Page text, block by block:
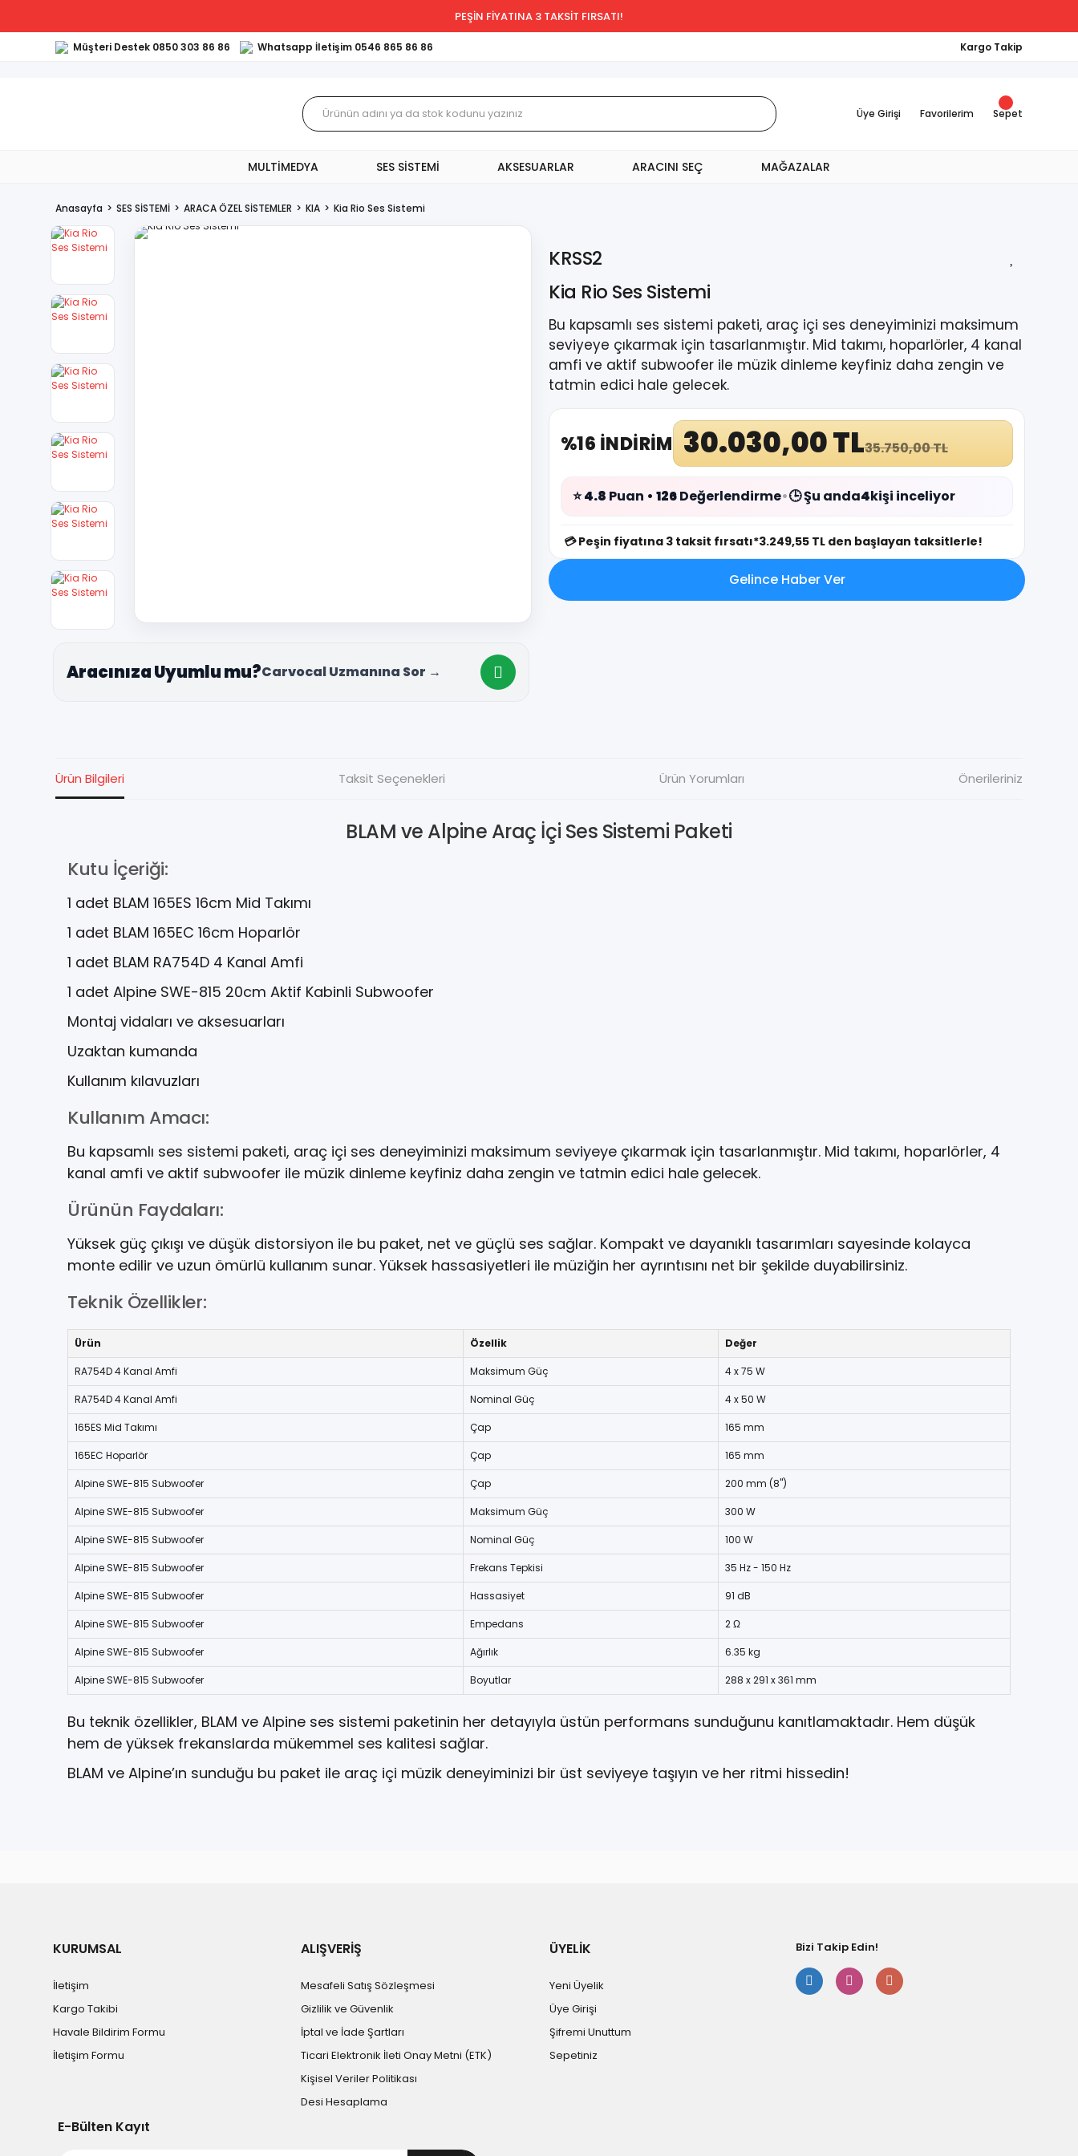
PEŞİN FİYATINA 3 TAKSİT FIRSATI!
Müşteri Destek 0850 303 86 86 Whatsapp İletişim 0546 865 86 86 Kargo Takip
Üye Girişi Favorilerim Sepet
MULTİMEDYA SES SİSTEMİ AKSESUARLAR ARACINI SEÇ MAĞAZALAR
Anasayfa SES SİSTEMİ ARACA ÖZEL SİSTEMLER KIA Kia Rio Ses Sistemi
Aracınıza Uyumlu mu?Carvocal Uzmanına Sor →
KRSS2
Kia Rio Ses Sistemi
Bu kapsamlı ses sistemi paketi, araç içi ses deneyiminizi maksimum
seviyeye çıkarmak için tasarlanmıştır. Mid takımı, hoparlörler, 4 kanal
amfi ve aktif subwoofer ile müzik dinleme keyfiniz daha zengin ve
tatmin edici hale gelecek.
%16 İNDİRİM 30.030,00 TL35.750,00 TL
⭐4.8 Puan • 126Değerlendirme•🕒 Şu anda4kişi inceliyor
💳 Peşin fiyatına 3 taksit fırsatı*3.249,55 TL den başlayan taksitlerle!
Gelince Haber Ver
Ürün Bilgileri Taksit Seçenekleri Ürün Yorumları Önerileriniz
BLAM ve Alpine Araç İçi Ses Sistemi Paketi
Kutu İçeriği:
1 adet BLAM 165ES 16cm Mid Takımı
1 adet BLAM 165EC 16cm Hoparlör
1 adet BLAM RA754D 4 Kanal Amfi
1 adet Alpine SWE-815 20cm Aktif Kabinli Subwoofer
Montaj vidaları ve aksesuarları
Uzaktan kumanda
Kullanım kılavuzları
Kullanım Amacı:
Bu kapsamlı ses sistemi paketi, araç içi ses deneyiminizi maksimum seviyeye çıkarmak için tasarlanmıştır. Mid takımı, hoparlörler, 4
kanal amfi ve aktif subwoofer ile müzik dinleme keyfiniz daha zengin ve tatmin edici hale gelecek.
Ürünün Faydaları:
Yüksek güç çıkışı ve düşük distorsiyon ile bu paket, net ve güçlü ses sağlar. Kompakt ve dayanıklı tasarımları sayesinde kolayca
monte edilir ve uzun ömürlü kullanım sunar. Yüksek hassasiyetleri ile müziğin her ayrıntısını net bir şekilde duyabilirsiniz.
Teknik Özellikler:
Ürün Özellik Değer
RA754D 4 Kanal Amfi Maksimum Güç 4 x 75 W
RA754D 4 Kanal Amfi Nominal Güç 4 x 50 W
165ES Mid Takımı Çap 165 mm
165EC Hoparlör Çap 165 mm
Alpine SWE-815 Subwoofer Çap 200 mm (8")
Alpine SWE-815 Subwoofer Maksimum Güç 300 W
Alpine SWE-815 Subwoofer Nominal Güç 100 W
Alpine SWE-815 Subwoofer Frekans Tepkisi 35 Hz - 150 Hz
Alpine SWE-815 Subwoofer Hassasiyet 91 dB
Alpine SWE-815 Subwoofer Empedans 2 Ω
Alpine SWE-815 Subwoofer Ağırlık 6.35 kg
Alpine SWE-815 Subwoofer Boyutlar 288 x 291 x 361 mm
Bu teknik özellikler, BLAM ve Alpine ses sistemi paketinin her detayıyla üstün performans sunduğunu kanıtlamaktadır. Hem düşük
hem de yüksek frekanslarda mükemmel ses kalitesi sağlar.
BLAM ve Alpine’ın sunduğu bu paket ile araç içi müzik deneyiminizi bir üst seviyeye taşıyın ve her ritmi hissedin!
Ürün bilgilerinde hatalar bulunuyor.
Bu ürüne benzer farklı alternatifler olmalı.
KURUMSAL
İletişim
Kargo Takibi
Havale Bildirim Formu
İletişim Formu
ALIŞVERİŞ
Mesafeli Satış Sözleşmesi
Gizlilik ve Güvenlik
İptal ve İade Şartları
Ticari Elektronik İleti Onay Metni (ETK)
Kişisel Veriler Politikası
Desi Hesaplama
ÜYELİK
Yeni Üyelik
Üye Girişi
Şifremi Unuttum
Sepetiniz
Bizi Takip Edin!
E-Bülten Kayıt